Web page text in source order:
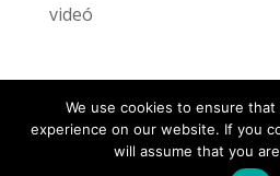
videó
WebshopCompany
We use cookies to ensure
experience on our website. If you
will assume that you